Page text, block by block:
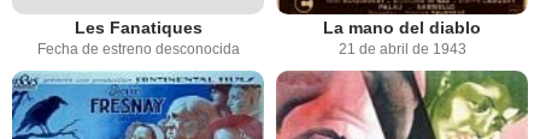
Les Fanatiques
Fecha de estreno desconocida
La mano del diablo
21 de abril de 1943